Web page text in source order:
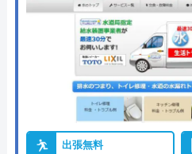
出張無料